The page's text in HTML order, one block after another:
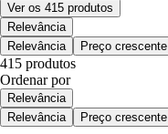
Ver os 415 produtos
Relevância
Relevância
Preço crescente
415 produtos
Ordenar por
Relevância
Relevância
Preço crescente